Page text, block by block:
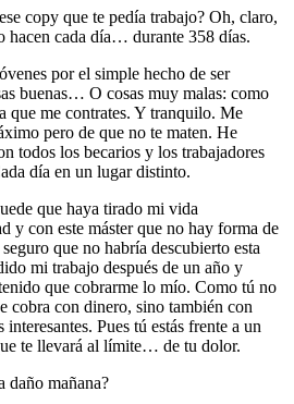
copy que te pedía trabajo? Oh, claro,
hacen cada día… durante 358 días.
por el simple hecho de ser
buenas… O cosas muy malas: como
que me contrates. Y tranquilo. Me
pero de que no te maten. He
todos los becarios y los trabajadores
día en un lugar distinto.
que haya tirado mi vida
y con este máster que no hay forma de
que no habría descubierto esta
mi trabajo después de un año y
que cobrarme lo mío. Como tú no
cobra con dinero, sino también con
Pues tú estás frente a un
te llevará al límite… de tu dolor.
daño mañana?